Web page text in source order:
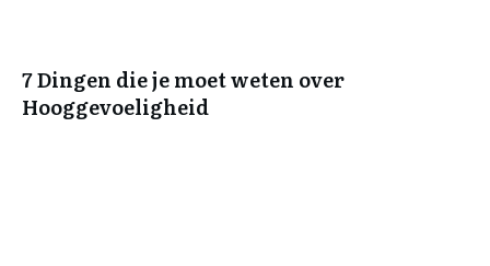
7 Dingen die je moet weten over
Hooggevoeligheid